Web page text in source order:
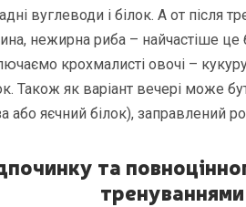
вуглеводи і білок. А от після
нежирна риба – найчастіше це
крохмалисті овочі –
Також як варіант вечері може
або яєчний білок), заправлений
та
тренуваннями